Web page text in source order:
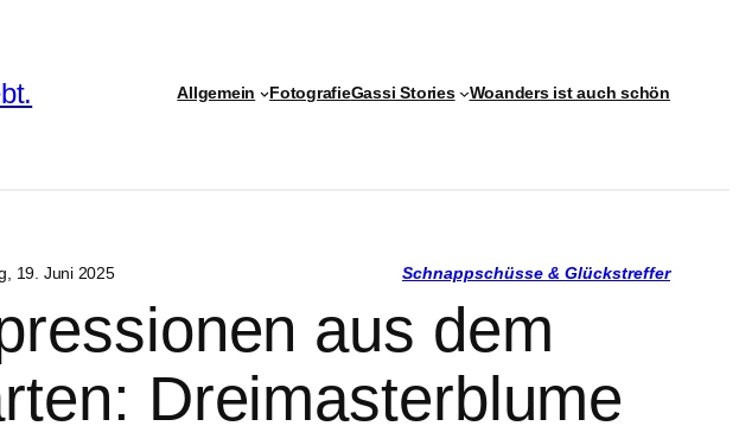
Allgemein FotografieGassi Stories Woanders ist auch schön
19. Juni 2025 Schnappschüsse & Glückstreffer
aus dem
Dreimasterblume